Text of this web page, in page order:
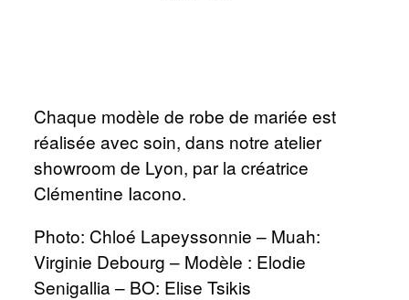
Chaque modèle de robe de mariée est
réalisée avec soin, dans notre atelier
showroom de Lyon, par la créatrice
Clémentine Iacono.
Photo: Chloé Lapeyssonnie – Muah:
Virginie Debourg – Modèle : Elodie
Senigallia– BO: Elise Tsikis